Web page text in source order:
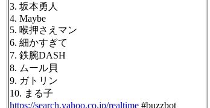
3. 坂本勇人
4. Maybe
5. 喉押さえマン
6. 細かすぎて
7. 鉄腕DASH
8. ムール貝
9. ガトリン
10. まる子
https://search.yahoo.co.jp/realtime #buzzbot